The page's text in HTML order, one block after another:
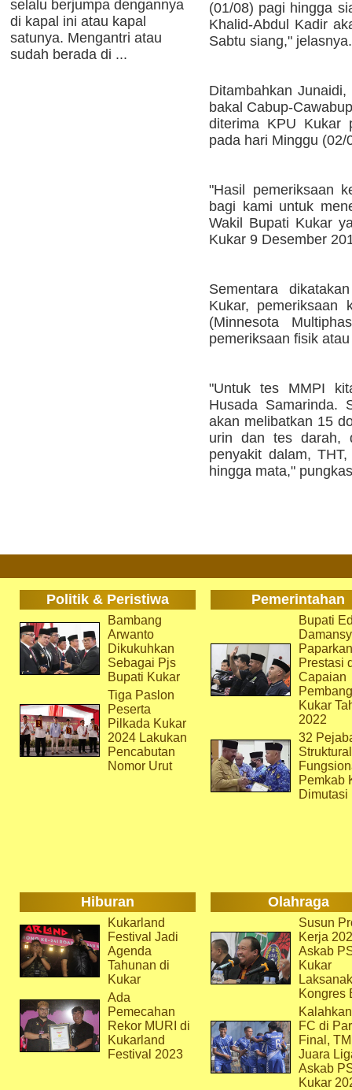
selalu berjumpa dengannya
di kapal ini atau kapal
satunya. Mengantri atau
sudah berada di ...
(01/08) pagi hingga
Khalid-Abdul Kadir
Sabtu siang," jelasnya.
Ditambahkan
bakal Cabup-
diterima KPU Kukar
pada hari Minggu (02/
"Hasil pemeriksaan
bagi kami untuk
Wakil Bupati Kukar
Kukar 9 Desember
Sementara
Kukar, pemeriksaan
(Minnesota
pemeriksaan fisik
"Untuk tes MMPI
Husada Samarinda.
akan melibatkan 15
urin dan tes darah,
penyakit dalam,
hingga mata,"
Politik & Peristiwa Pemerintahan
Bambang
Arwanto
Dikukuhkan
Sebagai Pjs
Bupati Kukar
Tiga Paslon
Peserta
Pilkada Kukar
2024 Lakukan
Pencabutan
Nomor Urut
Bupati
Paparkan
Prestasi
Capaian
Kukar
2022
32
Pemkab
Dimutasi
Hiburan Olahraga
Kukarland
Festival Jadi
Agenda
Tahunan di
Kukar
Ada
Pemecahan
Rekor MURI di
Kukarland
Festival 2023
Susun
Kerja
Askab
Kukar
Kongres
FC di
Final,
Juara
Askab
Kukar